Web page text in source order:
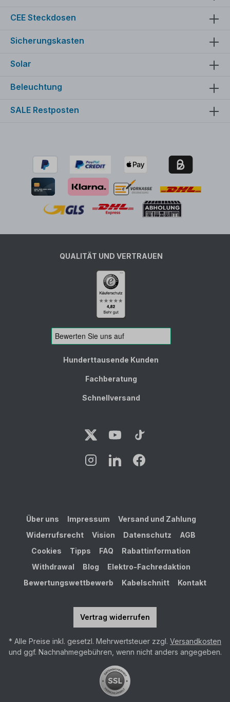
CEE Steckdosen
Sicherungskasten
Solar
Beleuchtung
SALE Restposten
QUALITÄT UND VERTRAUEN
Hunderttausende Kunden
Fachberatung
Schnellversand
Über uns Impressum
Versand und Zahlung
Widerrufsrecht
Vision Datenschutz
AGB
Cookies
Tipps FAQ
Rabattinformation
Withdrawal
Blog
Elektro-Fachredaktion
Bewertungswettbewerb
Kabelschnitt Kontakt
Vertrag widerrufen
* Alle Preise inkl. gesetzl. Mehrwertsteuer zzgl. Versandkosten
und ggf. Nachnahmegebühren, wenn nicht anders angegeben.